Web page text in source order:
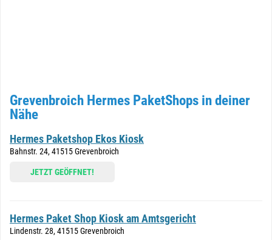
Grevenbroich Hermes PaketShops in deiner
Nähe
Hermes Paketshop Ekos Kiosk
Bahnstr. 24, 41515 Grevenbroich
JETZT GEÖFFNET!
Hermes Paket Shop Kiosk am Amtsgericht
Lindenstr. 28, 41515 Grevenbroich